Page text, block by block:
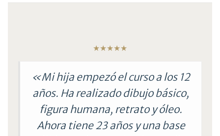
★★★★★
«Mi hija empezó el curso a los 12
años. Ha realizado dibujo básico,
figura humana, retrato y óleo.
Ahora tiene 23 años y una base